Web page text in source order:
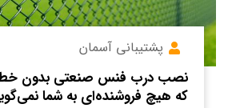
پشتیبانی آسمان
که هیچ فروشنده‌ای به شما